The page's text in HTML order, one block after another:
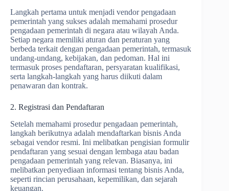
Langkah pertama untuk menjadi vendor pengadaan
pemerintah yang sukses adalah memahami prosedur
pengadaan pemerintah di negara atau wilayah Anda.
Setiap negara memiliki aturan dan peraturan yang
berbeda terkait dengan pengadaan pemerintah, termasuk
undang-undang, kebijakan, dan pedoman. Hal ini
termasuk proses pendaftaran, persyaratan kualifikasi,
serta langkah-langkah yang harus diikuti dalam
penawaran dan kontrak.
2. Registrasi dan Pendaftaran
Setelah memahami prosedur pengadaan pemerintah,
langkah berikutnya adalah mendaftarkan bisnis Anda
sebagai vendor resmi. Ini melibatkan pengisian formulir
pendaftaran yang sesuai dengan lembaga atau badan
pengadaan pemerintah yang relevan. Biasanya, ini
melibatkan penyediaan informasi tentang bisnis Anda,
seperti rincian perusahaan, kepemilikan, dan sejarah
keuangan.